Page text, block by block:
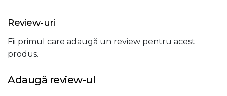
Review-uri
Fii primul care adaugă un review pentru acest
produs.
Adaugă review-ul